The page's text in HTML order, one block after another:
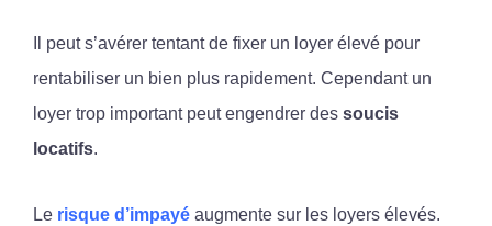
Il peut s’avérer tentant de fixer un loyer élevé pour
rentabiliser un bien plus rapidement. Cependant un
loyer trop important peut engendrer des soucis
locatifs.
Le risque d’impayé augmente sur les loyers élevés.